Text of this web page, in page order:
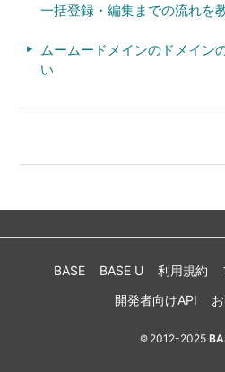
一括登録・編集までの流れを
ムームードメインのドメイン
い
BASE BASE U 利用規約
開発者向けAPI
© 2012-2025